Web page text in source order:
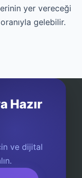
yer vereceği
gelebilir.
Hazır
ve dijital